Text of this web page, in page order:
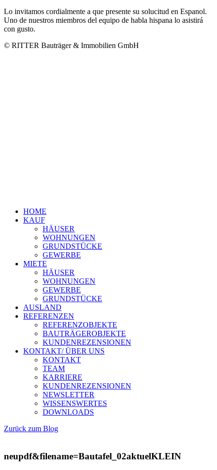
Lo invitamos cordialmente a que presente su solucitud en Espanol.
Uno de nuestros miembros del equipo de habla hispana lo asistirá
con gusto.
© RITTER Bauträger & Immobilien GmbH
HOME
KAUF
HÄUSER
WOHNUNGEN
GRUNDSTÜCKE
GEWERBE
MIETE
HÄUSER
WOHNUNGEN
GEWERBE
GRUNDSTÜCKE
AUSLAND
REFERENZEN
REFERENZOBJEKTE
BAUTRÄGEROBJEKTE
KUNDENREZENSIONEN
KONTAKT/ ÜBER UNS
KONTAKT
TEAM
KARRIERE
KUNDENREZENSIONEN
NEWSLETTER
WISSENSWERTES
DOWNLOADS
Zurück zum Blog
neupdf&filename=Bautafel_02aktuelKLEIN